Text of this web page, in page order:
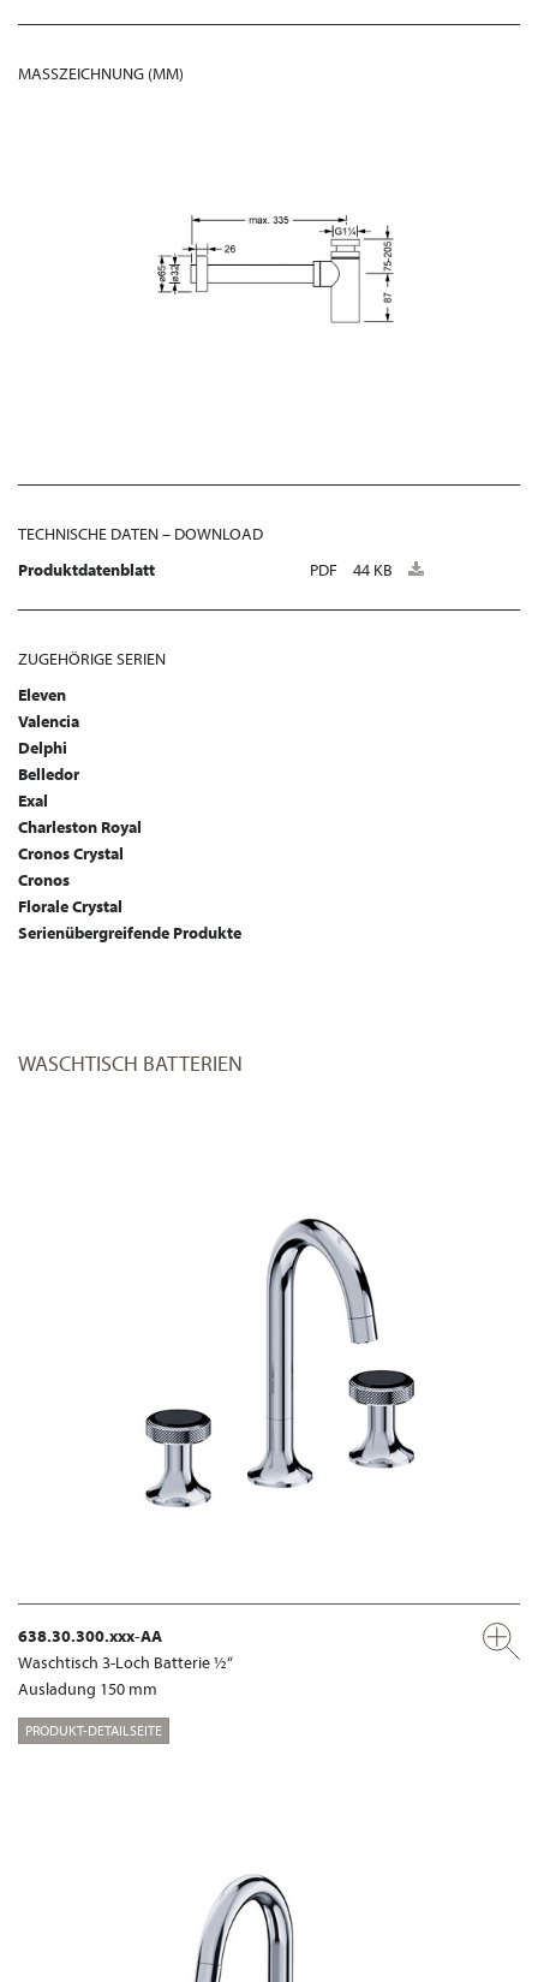
MASSZEICHNUNG (MM)
TECHNISCHE DATEN – DOWNLOAD
Produktdatenblatt
PDF 44 KB
ZUGEHÖRIGE SERIEN
Eleven
Valencia
Delphi
Belledor
Exal
Charleston Royal
Cronos Crystal
Cronos
Florale Crystal
Serienübergreifende Produkte
WASCHTISCH BATTERIEN
638.30.300.xxx-AA
Waschtisch 3-Loch Batterie ½“
Ausladung 150 mm
PRODUKT-DETAILSEITE